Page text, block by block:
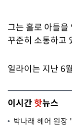
그는 홀로 아들
꾸준히 소통하고
일라이는 지난 6
이시간핫뉴스
박나래 헤어 원장